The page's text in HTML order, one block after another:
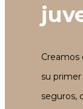
Creamos
su primer
seguros,